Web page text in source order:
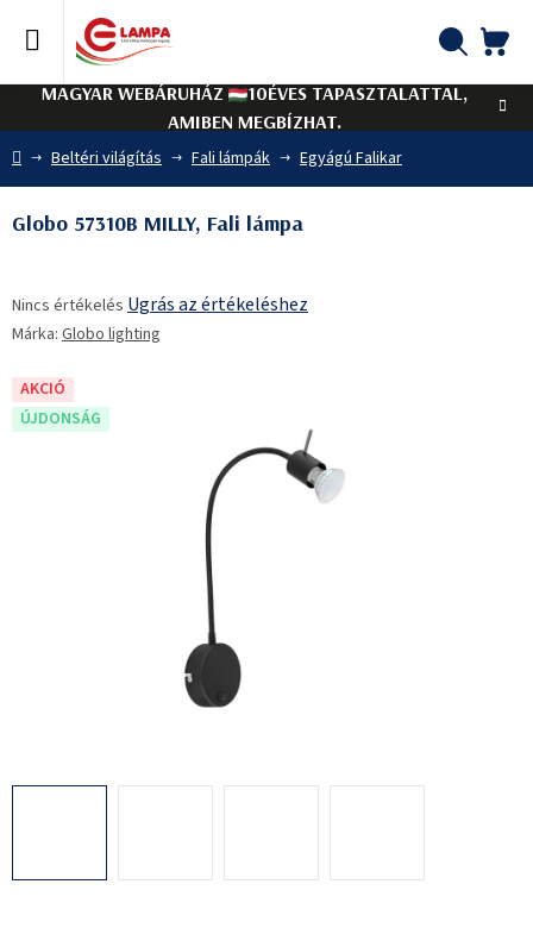
tartalomhoz
MAGYAR WEBÁRUHÁZ
10ÉVES TAPASZTALATTAL,
AMIBEN MEGBÍZHAT.
Kezdőlap
Beltéri világítás Fali lámpák Egyágú Falikar
Globo 57310B MILLY, Fali lámpa
termék
átlagos
5-
ből
Nincs értékelés Ugrás az értékeléshez
Márka: Globo lighting
AKCIÓ
ÚJDONSÁG